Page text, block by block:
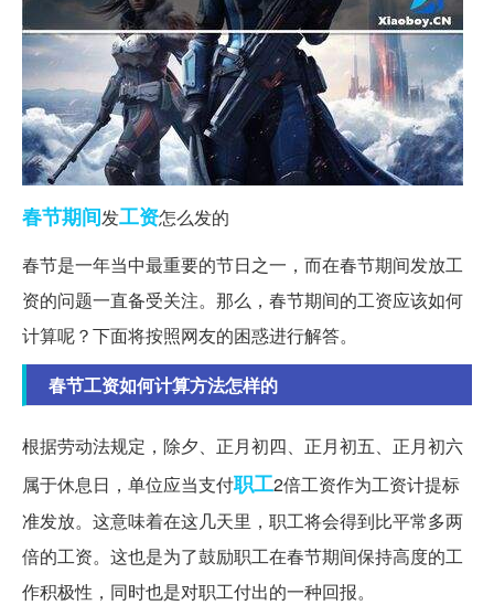
春节期间发工资怎么发的
春节是一年当中最重要的节日之一，而在春节期间发放工
资的问题一直备受关注。那么，春节期间的工资应该如何
计算呢？下面将按照网友的困惑进行解答。
春节工资如何计算方法怎样的
根据劳动法规定，除夕、正月初四、正月初五、正月初六
属于休息日，单位应当支付职工2倍工资作为工资计提标
准发放。这意味着在这几天里，职工将会得到比平常多两
倍的工资。这也是为了鼓励职工在春节期间保持高度的工
作积极性，同时也是对职工付出的一种回报。